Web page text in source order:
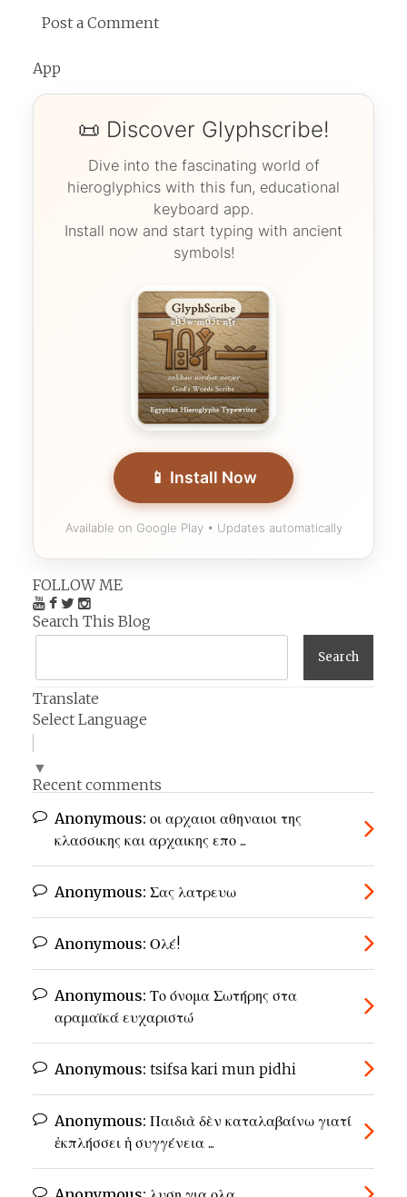
Post a Comment
App
📜 Discover Glyphscribe!
Dive into the fascinating world of
hieroglyphics with this fun, educational
keyboard app.
Install now and start typing with ancient
symbols!
📱 Install Now
Available on Google Play • Updates automatically
FOLLOW ME
Search This Blog
Translate
Select Language
▼
Recent comments
Anonymous: οι αρχαιοι αθηναιοι της
κλασσικης και αρχαικης επο ...
Anonymous: Σας λατρευω
Anonymous: Ολέ!
Anonymous: Το όνομα Σωτήρης στα
αραμαϊκά ευχαριστώ
Anonymous: tsifsa kari mun pidhi
Anonymous: Παιδιὰ δὲν καταλαβαίνω γιατί
ἐκπλήσσει ἡ συγγένεια ...